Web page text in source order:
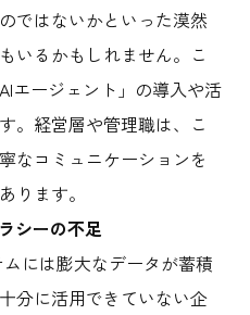
ではないかといった漠然
いるかもしれません。こ
エージェント」の導入や活
。経営層や管理職は、こ
なコミュニケーションを
ります。
シーの不足
には膨大なデータが蓄積
分に活用できていない企